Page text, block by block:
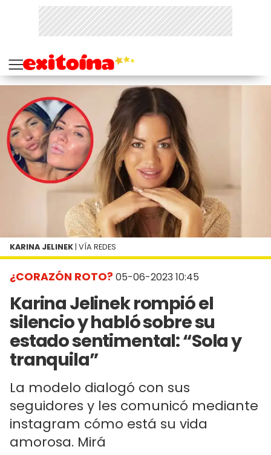
¿CORAZÓN ROTO? 05-06-2023 10:45
Karina Jelinek rompió el
silencio y habló sobre su
estado sentimental: “Sola y
tranquila”
La modelo dialogó con sus
seguidores y les comunicó mediante
instagram cómo está su vida
amorosa. Mirá
KARINA JELINEK | VÍA REDES